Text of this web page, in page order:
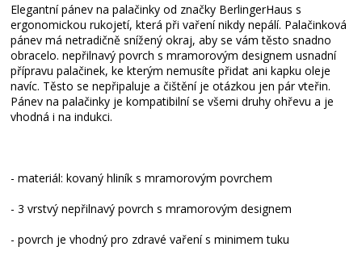
Elegantní pánev na palačinky od značky BerlingerHaus s
ergonomickou rukojetí, která při vaření nikdy nepálí. Palačinková
pánev má netradičně snížený okraj, aby se vám těsto snadno
obracelo. nepřilnavý povrch s mramorovým designem usnadní
přípravu palačinek, ke kterým nemusíte přidat ani kapku oleje
navíc. Těsto se nepřipaluje a čištění je otázkou jen pár vteřin.
Pánev na palačinky je kompatibilní se všemi druhy ohřevu a je
vhodná i na indukci.
- materiál: kovaný hliník s mramorovým povrchem
- 3 vrstvý nepřilnavý povrch s mramorovým designem
- povrch je vhodný pro zdravé vaření s minimem tuku